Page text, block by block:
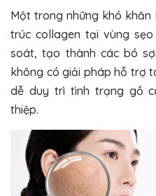
Một trong những khó
trúc collagen tại vùng
soát, tạo thành các bó
không có giải pháp hỗ trợ
dễ duy trì tình trạng gồ
thiệp.